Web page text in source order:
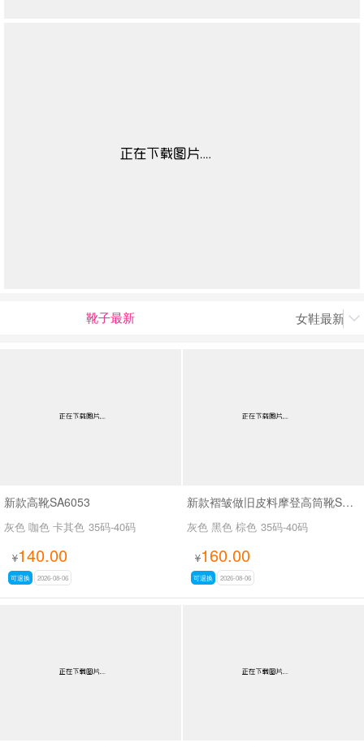
靴子最新 女鞋最新上

新款高靴SA6053
灰色 咖色 卡其色 35码-40码
¥140.00
可退换 2026-08-06
新款褶皱做旧皮料摩登高筒靴SA3061
灰色 黑色 棕色 35码-40码
¥160.00
可退换 2026-08-06